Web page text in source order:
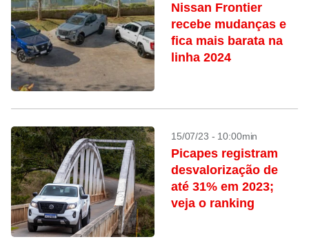
Nissan Frontier
recebe mudanças e
fica mais barata na
linha 2024
15/07/23 - 10:00min
Picapes registram
desvalorização de
até 31% em 2023;
veja o ranking